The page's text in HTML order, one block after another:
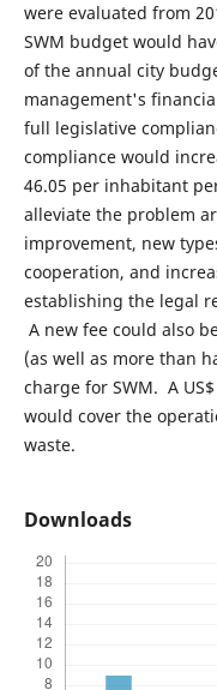
were evaluated from
SWM budget would
of the annual city
management's
full legislative
compliance would
46.05 per inhabitant
alleviate the problem
improvement, new
cooperation, and
establishing the legal
A new fee could also
(as well as more than
charge for SWM. A
would cover the
waste.
Downloads